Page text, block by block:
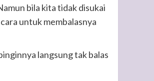
bila kita tidak disukai
untuk membalasnya
langsung tak balas